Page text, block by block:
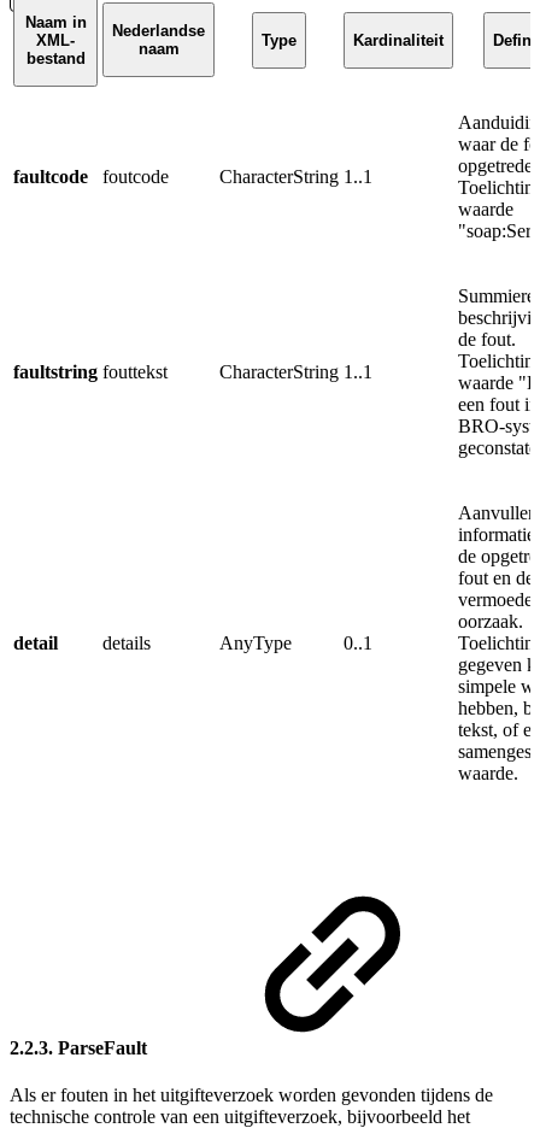
Naam in
XML-
bestand
Nederlandse
naam
Type Kardinaliteit
faultcode foutcode CharacterString 1..1
waar de
waarde
faultstring fouttekst CharacterString 1..1
Summiere
de fout.
waarde
een fout
BRO-
detail details AnyType 0..1
informatie
de
fout en de
oorzaak.
gegeven
simpele
hebben,
tekst, of
waarde.
2.2.3. ParseFault
Als er fouten in het uitgifteverzoek worden gevonden tijdens de
technische controle van een uitgifteverzoek, bijvoorbeeld het